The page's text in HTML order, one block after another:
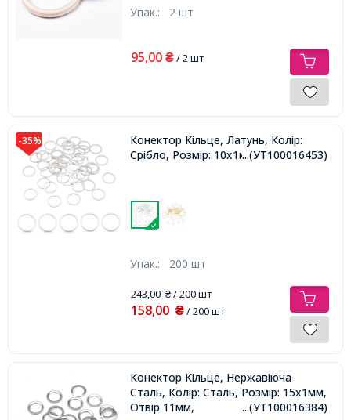
Упак.: 2 шт
95,00 ₴/ 2 шт
-35%
Конектор Кільце, Латунь, Колір:
Срібло, Розмір: 10х1мм,...(УТ100016453)
Упак.: 200 шт
243,00₴/ 200 шт
158,00 ₴/ 200 шт
Конектор Кільце, Нержавіюча
Сталь, Колір: Сталь, Розмір: 15х1мм,
Отвір 11мм,
...(УТ100016384)